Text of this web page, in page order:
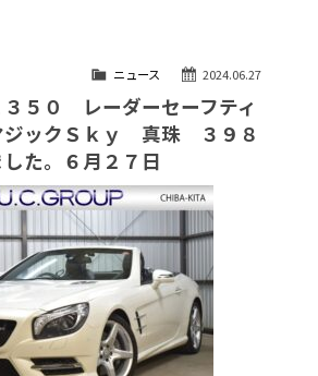
自動車保険
リクルート
スタッフblog
2024.06.27
ニュース
５０ レーダーセーフティ
ックＳｋｙ 真珠 ３９８
た。６月２７日